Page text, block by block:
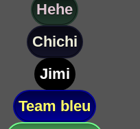
Hehe
Chichi
Jimi
Team bleu